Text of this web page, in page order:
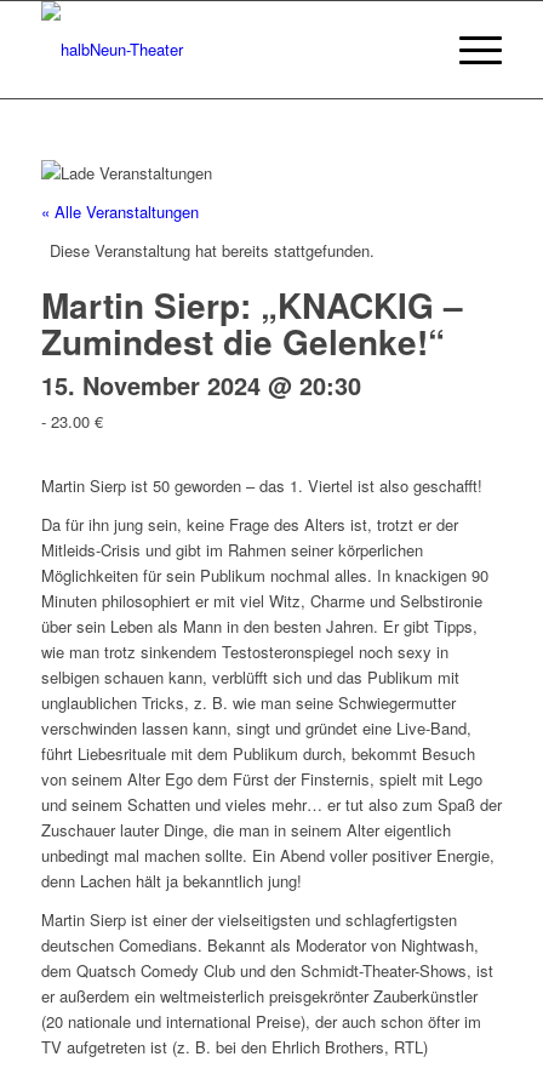
« Alle Veranstaltungen
Diese Veranstaltung hat bereits stattgefunden.
Martin Sierp: „KNACKIG –
Zumindest die Gelenke!“
15. November 2024 @ 20:30
- 23.00 €
Martin Sierp ist 50 geworden – das 1. Viertel ist also geschafft!
Da für ihn jung sein, keine Frage des Alters ist, trotzt er der
Mitleids-Crisis und gibt im Rahmen seiner körperlichen
Möglichkeiten für sein Publikum nochmal alles. In knackigen 90
Minuten philosophiert er mit viel Witz, Charme und Selbstironie
über sein Leben als Mann in den besten Jahren. Er gibt Tipps,
wie man trotz sinkendem Testosteronspiegel noch sexy in
selbigen schauen kann, verblüfft sich und das Publikum mit
unglaublichen Tricks, z. B. wie man seine Schwiegermutter
verschwinden lassen kann, singt und gründet eine Live-Band,
führt Liebesrituale mit dem Publikum durch, bekommt Besuch
von seinem Alter Ego dem Fürst der Finsternis, spielt mit Lego
und seinem Schatten und vieles mehr… er tut also zum Spaß der
Zuschauer lauter Dinge, die man in seinem Alter eigentlich
unbedingt mal machen sollte. Ein Abend voller positiver Energie,
denn Lachen hält ja bekanntlich jung!
Martin Sierp ist einer der vielseitigsten und schlagfertigsten
deutschen Comedians. Bekannt als Moderator von Nightwash,
dem Quatsch Comedy Club und den Schmidt-Theater-Shows, ist
er außerdem ein weltmeisterlich preisgekrönter Zauberkünstler
(20 nationale und international Preise), der auch schon öfter im
TV aufgetreten ist (z. B. bei den Ehrlich Brothers, RTL)